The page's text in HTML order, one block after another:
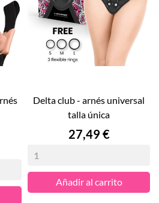
delta club - arnés universal
talla única
Precio
27,49 €
Añadir al carrito